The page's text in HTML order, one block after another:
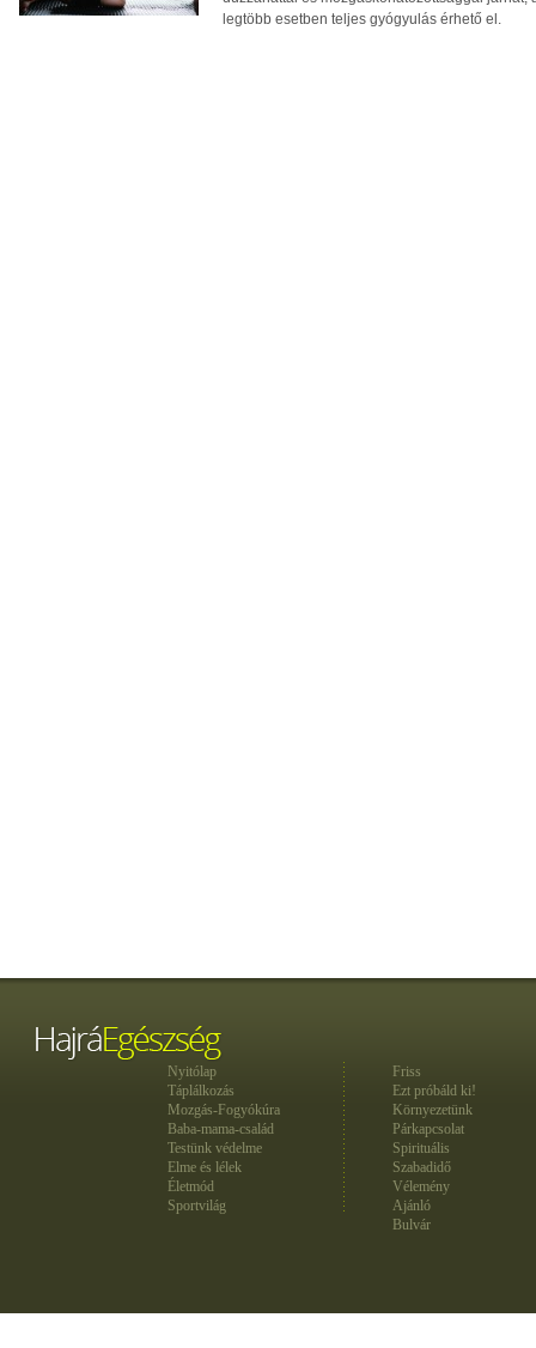
legtöbb esetben teljes gyógyulás érhető el.
Nyitólap
Táplálkozás
Mozgás-Fogyókúra
Baba-mama-család
Testünk védelme
Elme és lélek
Életmód
Sportvilág
Friss
Ezt próbáld ki!
Környezetünk
Párkapcsolat
Spirituális
Szabadidő
Vélemény
Ajánló
Bulvár